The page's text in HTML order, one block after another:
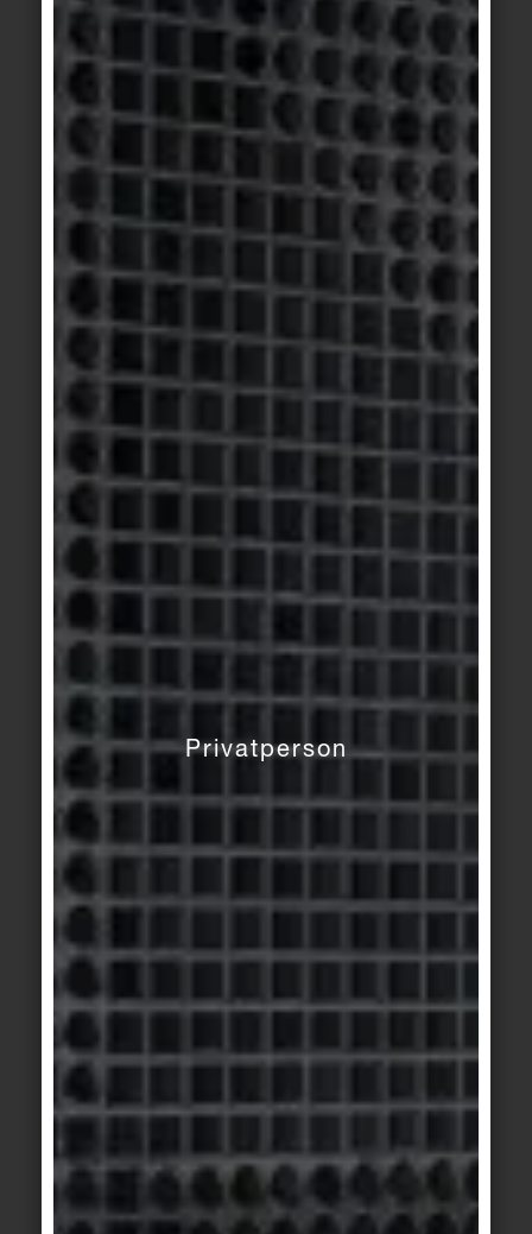
Privatperson
© AGROB BUCHTAL Gmbh / Marcel van der Burg,
Amsterdam
Motiv 2
Die „Doppelspitzplatte“ aus der Kollektion
Craft von Agrob Buchtal erzeugt einen
interessanten 3D-Effekt. Lichtquellen von
oben unterstreichen die besondere Ästhetik
dieser archaisch anmutenden
Keramikfliesen-Serie.
© AGROB BUCHTAL Gmbh / Marcel van der Burg,
Das Octave ist in zwei Ebenen unterteilt. Der
obere Bereich ähnelt dem Deck eines
Schiffes. Es nimmt Bezug auf den Seeweg,
den die Kakaobohnen von den äquatorialen
Anbaugebieten bis zum Antwerpener Hafen
zurücklegen. Das Silo im unteren Bereich
den Herstellungsprozess.